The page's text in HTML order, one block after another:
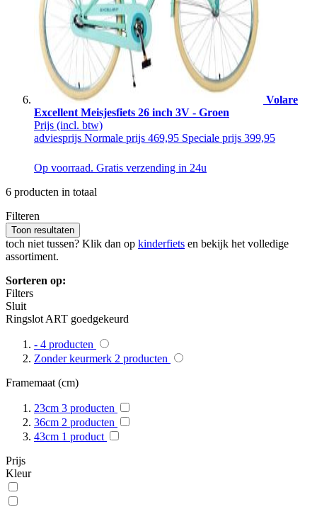
Volare
Excellent Meisjesfiets 26 inch 3V - Groen
Prijs (incl. btw)
adviesprijs Normale prijs 469,95 Speciale prijs 399,95
Op voorraad. Gratis verzending in 24u
6 producten in totaal
Filteren
Toon resultaten
toch niet tussen? Klik dan op kinderfiets en bekijk het volledige
assortiment.
Sorteren op:
Filters
Sluit
Ringslot ART goedgekeurd
- 4 producten
Zonder keurmerk 2 producten
Framemaat (cm)
23cm 3 producten
36cm 2 producten
43cm 1 product
Prijs
Kleur